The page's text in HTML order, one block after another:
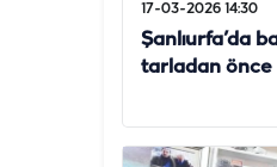
17-03-2026 14:30
Şanlıurfa’da
tarladan önce